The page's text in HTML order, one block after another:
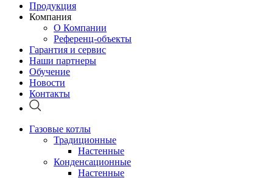
Продукция
Компания
О Компании
Референц-объекты
Гарантия и сервис
Наши партнеры
Обучение
Новости
Контакты
Газовые котлы
Традиционные
Настенные
Конденсационные
Настенные